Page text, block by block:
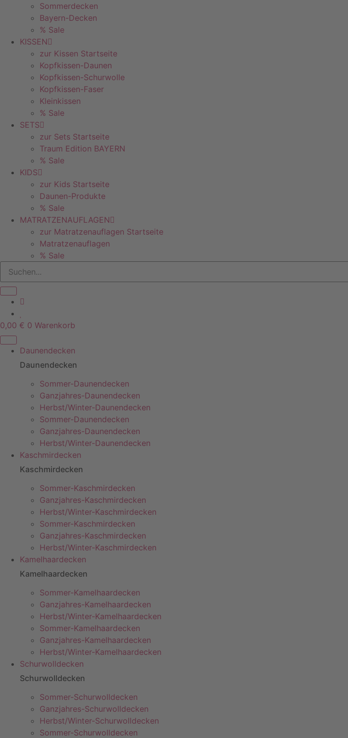
Sommerdecken
Bayern-Decken
% Sale
KISSEN
zur Kissen Startseite
Kopfkissen-Daunen
Kopfkissen-Schurwolle
Kopfkissen-Faser
Kleinkissen
% Sale
SETS
zur Sets Startseite
Traum Edition BAYERN
% Sale
KIDS
zur Kids Startseite
Daunen-Produkte
% Sale
MATRATZENAUFLAGEN
zur Matratzenauflagen Startseite
Matratzenauflagen
% Sale
0,00 € 0 Warenkorb
Daunendecken
Daunendecken
Sommer-Daunendecken
Ganzjahres-Daunendecken
Herbst/Winter-Daunendecken
Sommer-Daunendecken
Ganzjahres-Daunendecken
Herbst/Winter-Daunendecken
Kaschmirdecken
Kaschmirdecken
Sommer-Kaschmirdecken
Ganzjahres-Kaschmirdecken
Herbst/Winter-Kaschmirdecken
Sommer-Kaschmirdecken
Ganzjahres-Kaschmirdecken
Herbst/Winter-Kaschmirdecken
Kamelhaardecken
Kamelhaardecken
Sommer-Kamelhaardecken
Ganzjahres-Kamelhaardecken
Herbst/Winter-Kamelhaardecken
Sommer-Kamelhaardecken
Ganzjahres-Kamelhaardecken
Herbst/Winter-Kamelhaardecken
Schurwolldecken
Schurwolldecken
Sommer-Schurwolldecken
Ganzjahres-Schurwolldecken
Herbst/Winter-Schurwolldecken
Sommer-Schurwolldecken